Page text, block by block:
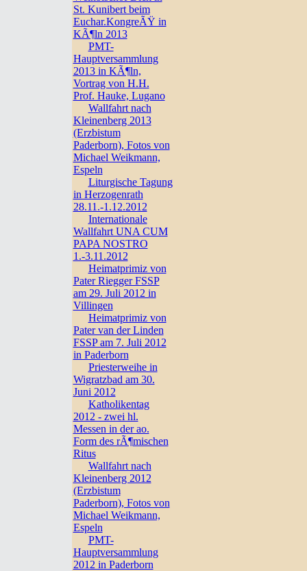
St. Kunibert beim
Euchar.KongreÃŸ in
KÃ¶ln 2013
PMT-
Hauptversammlung
2013 in KÃ¶ln,
Vortrag von H.H.
Prof. Hauke, Lugano
Wallfahrt nach
Kleinenberg 2013
(Erzbistum
Paderborn), Fotos von
Michael Weikmann,
Espeln
Liturgische Tagung
in Herzogenrath
28.11.-1.12.2012
Internationale
Wallfahrt UNA CUM
PAPA NOSTRO
1.-3.11.2012
Heimatprimiz von
Pater Riegger FSSP
am 29. Juli 2012 in
Villingen
Heimatprimiz von
Pater van der Linden
FSSP am 7. Juli 2012
in Paderborn
Priesterweihe in
Wigratzbad am 30.
Juni 2012
Katholikentag
2012 - zwei hl.
Messen in der ao.
Form des rÃ¶mischen
Ritus
Wallfahrt nach
Kleinenberg 2012
(Erzbistum
Paderborn), Fotos von
Michael Weikmann,
Espeln
PMT-
Hauptversammlung
2012 in Paderborn